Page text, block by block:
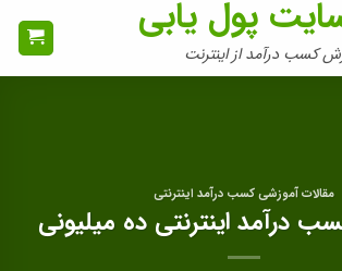
پول یابی
کسب درآمد از اینترنت
مقالات آموزشی کسب درآمد اینترنتی
درآمد اینترنتی ده میلیونی